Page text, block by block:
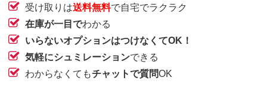
受け取りは送料無料で自宅でラクラク
在庫が一目でわかる
いらないオプションはつけなくてOK！
気軽にシュミレーションできる
わからなくてもチャットで質問OK